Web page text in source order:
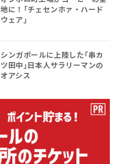
地に！「チェセンホァ・ハード
ウェア」
シンガポールに上陸した「串カ
ツ田中」日本人サラリーマンの
オアシス